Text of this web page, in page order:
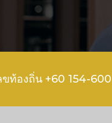
ขท้องถิ่น +60 154-